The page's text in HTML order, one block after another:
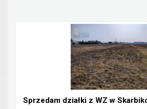
Sprzedam działki z WZ w